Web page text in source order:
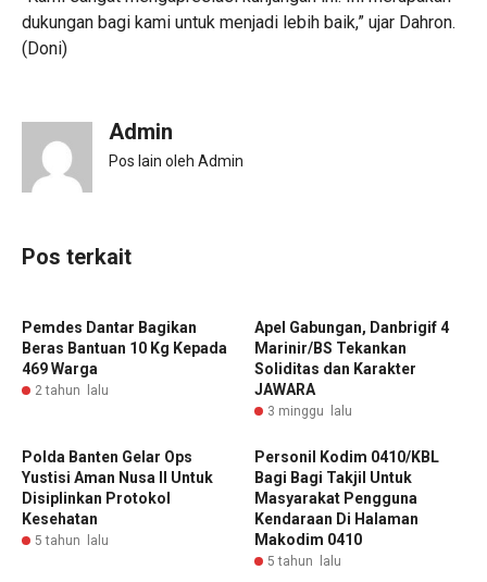
dukungan bagi kami untuk menjadi lebih baik,” ujar Dahron.
(Doni)
Admin
Pos lain oleh Admin
Pos terkait
Pemdes Dantar Bagikan
Beras Bantuan 10 Kg Kepada
469 Warga
2 tahun lalu
Apel Gabungan, Danbrigif 4
Marinir/BS Tekankan
Soliditas dan Karakter
JAWARA
3 minggu lalu
Polda Banten Gelar Ops
Yustisi Aman Nusa II Untuk
Disiplinkan Protokol
Kesehatan
5 tahun lalu
Personil Kodim 0410/KBL
Bagi Bagi Takjil Untuk
Masyarakat Pengguna
Kendaraan Di Halaman
Makodim 0410
5 tahun lalu